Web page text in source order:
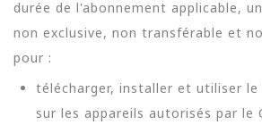
durée de l'abonnement applicable,
non exclusive, non transférable et
pour :
télécharger, installer et utiliser le
sur les appareils autorisés par le